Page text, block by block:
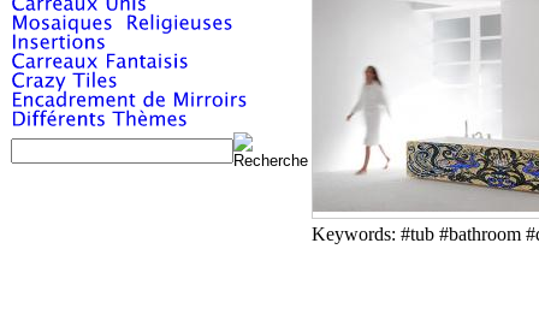
Keywords: #tub #bathroom